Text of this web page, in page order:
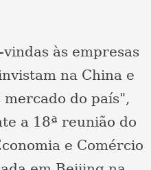
às empresas
na China e
do país",
a 18ª reunião do
e Comércio